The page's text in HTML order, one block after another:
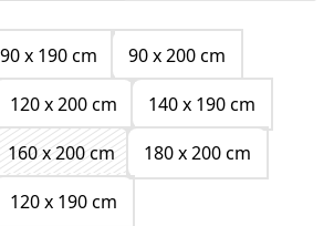
90 x 190 cm
90 x 200 cm
120 x 200 cm
140 x 190 cm
160 x 200 cm
180 x 200 cm
120 x 190 cm